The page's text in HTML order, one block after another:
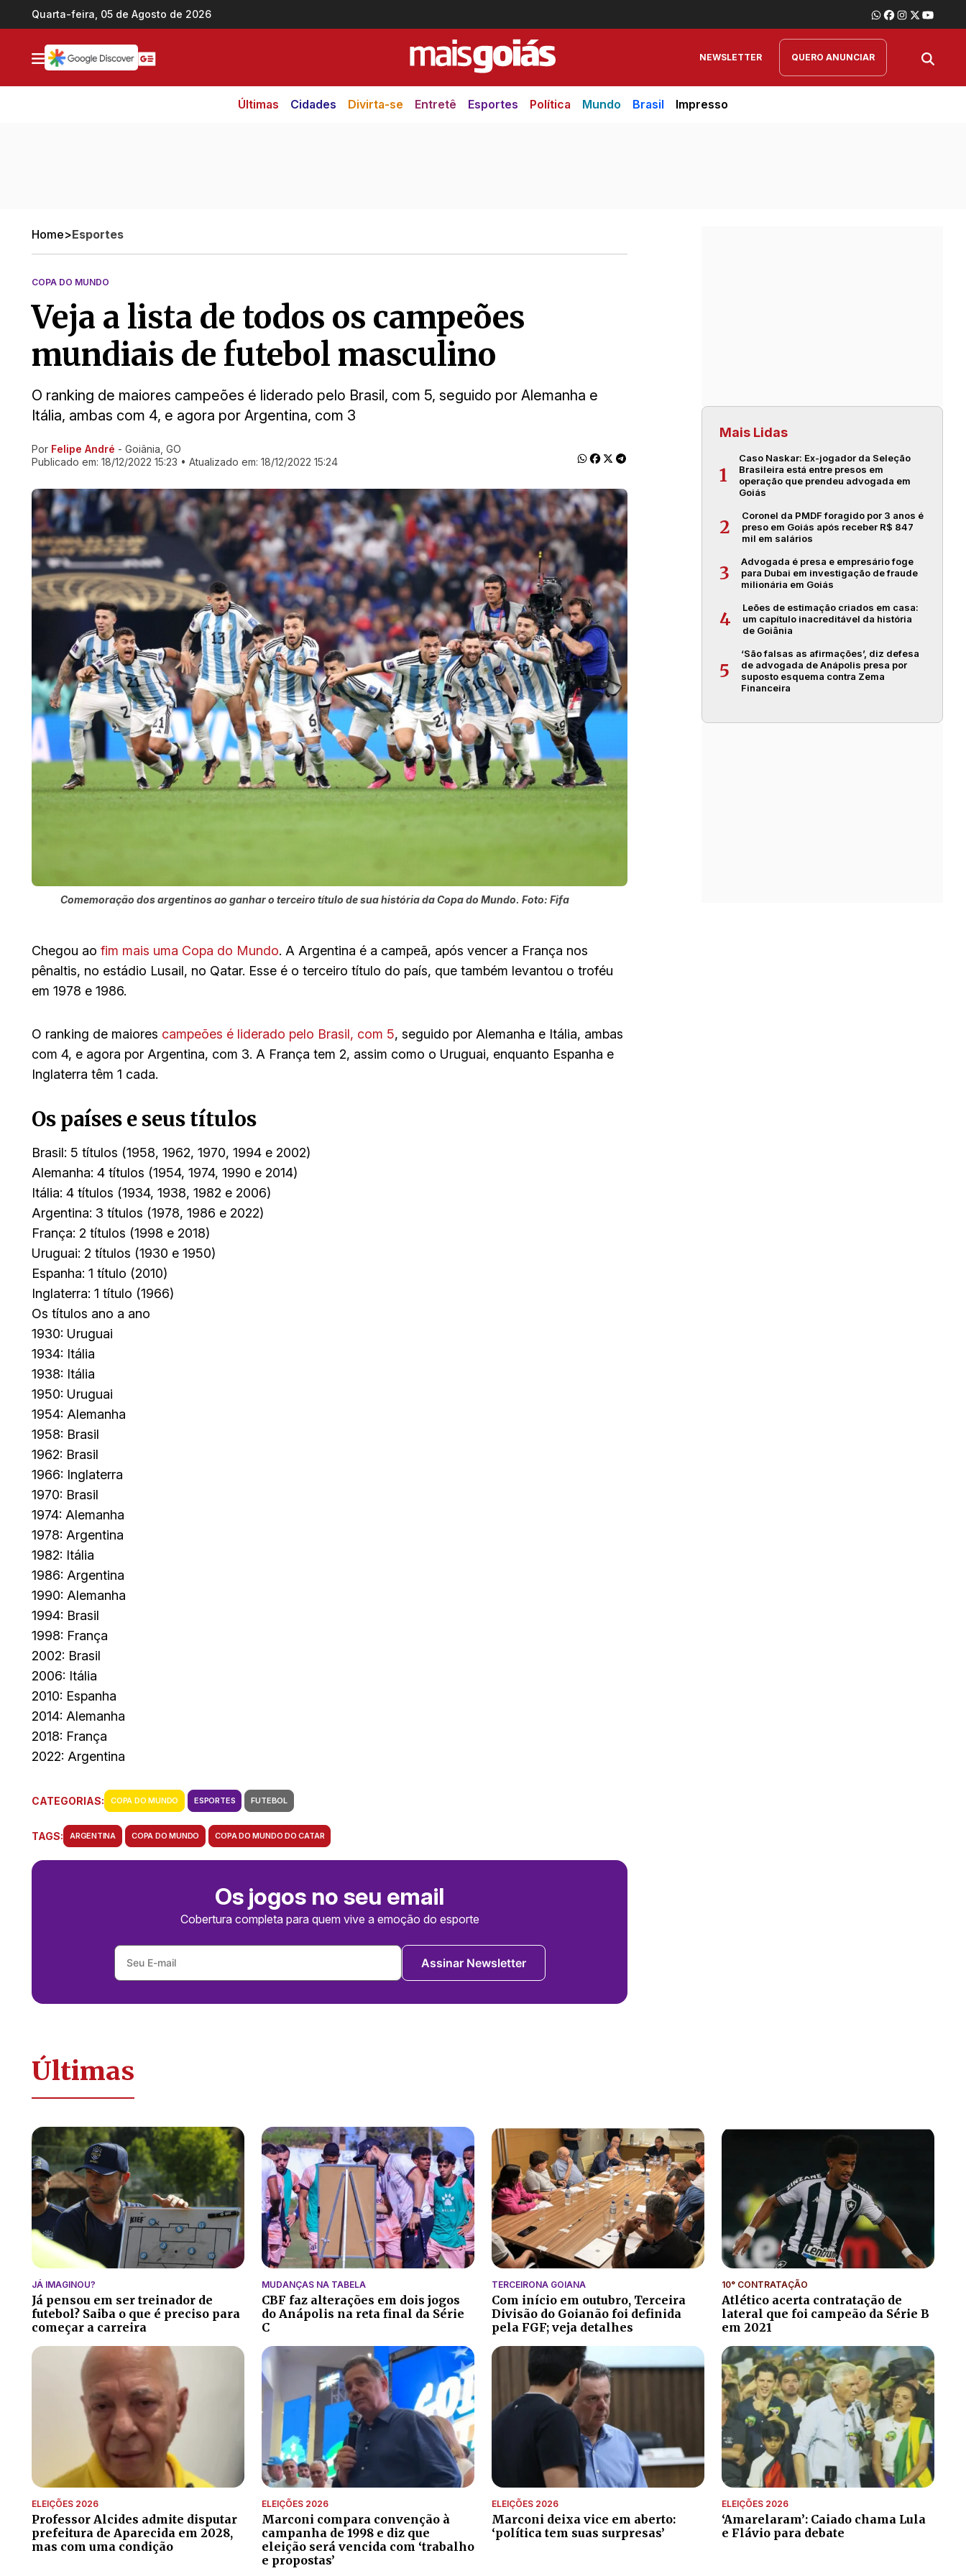
Ir direto pro conteúdo
Quarta-feira, 05 de Agosto de 2026
NEWSLETTER QUERO ANUNCIAR
Últimas Cidades Divirta-se Entretê Esportes Política Mundo Brasil Impresso
Home>Esportes
COPA DO MUNDO
Veja a lista de todos os campeões
mundiais de futebol masculino
O ranking de maiores campeões é liderado pelo Brasil, com 5, seguido por Alemanha e
Itália, ambas com 4, e agora por Argentina, com 3
Ir direto pra matéria
Por Felipe André - Goiânia, GO
Publicado em: 18/12/2022 15:23 • Atualizado em: 18/12/2022 15:24
Comemoração dos argentinos ao ganhar o terceiro título de sua história da Copa do Mundo. Foto: Fifa
Chegou ao fim mais uma Copa do Mundo. A Argentina é a campeã, após vencer a França nos
pênaltis, no estádio Lusail, no Qatar. Esse é o terceiro título do país, que também levantou o troféu
em 1978 e 1986.
O ranking de maiores campeões é liderado pelo Brasil, com 5, seguido por Alemanha e Itália, ambas
com 4, e agora por Argentina, com 3. A França tem 2, assim como o Uruguai, enquanto Espanha e
Inglaterra têm 1 cada.
Os países e seus títulos
Brasil: 5 títulos (1958, 1962, 1970, 1994 e 2002)
Alemanha: 4 títulos (1954, 1974, 1990 e 2014)
Itália: 4 títulos (1934, 1938, 1982 e 2006)
Argentina: 3 títulos (1978, 1986 e 2022)
França: 2 títulos (1998 e 2018)
Uruguai: 2 títulos (1930 e 1950)
Espanha: 1 título (2010)
Inglaterra: 1 título (1966)
Os títulos ano a ano
1930: Uruguai
1934: Itália
1938: Itália
1950: Uruguai
1954: Alemanha
1958: Brasil
1962: Brasil
1966: Inglaterra
1970: Brasil
1974: Alemanha
1978: Argentina
1982: Itália
1986: Argentina
1990: Alemanha
1994: Brasil
1998: França
2002: Brasil
2006: Itália
2010: Espanha
2014: Alemanha
2018: França
2022: Argentina
CATEGORIAS: COPA DO MUNDO ESPORTES FUTEBOL
TAGS: ARGENTINA COPA DO MUNDO COPA DO MUNDO DO CATAR
Os jogos no seu email
Cobertura completa para quem vive a emoção do esporte
Assinar Newsletter
Mais Lidas
1
Caso Naskar: Ex-jogador da Seleção
Brasileira está entre presos em
operação que prendeu advogada em
Goiás
2
Coronel da PMDF foragido por 3 anos é
preso em Goiás após receber R$ 847
mil em salários
3
Advogada é presa e empresário foge
para Dubai em investigação de fraude
milionária em Goiás
4
Leões de estimação criados em casa:
um capítulo inacreditável da história
de Goiânia
5
‘São falsas as afirmações’, diz defesa
de advogada de Anápolis presa por
suposto esquema contra Zema
Financeira
Últimas
JÁ IMAGINOU?
Já pensou em ser treinador de
futebol? Saiba o que é preciso para
começar a carreira
MUDANÇAS NA TABELA
CBF faz alterações em dois jogos
do Anápolis na reta final da Série
C
TERCEIRONA GOIANA
Com início em outubro, Terceira
Divisão do Goianão foi definida
pela FGF; veja detalhes
10° CONTRATAÇÃO
Atlético acerta contratação de
lateral que foi campeão da Série B
em 2021
ELEIÇÕES 2026
Professor Alcides admite disputar
prefeitura de Aparecida em 2028,
mas com uma condição
ELEIÇÕES 2026
Marconi compara convenção à
campanha de 1998 e diz que
eleição será vencida com ‘trabalho
e propostas’
ELEIÇÕES 2026
Marconi deixa vice em aberto:
‘política tem suas surpresas’
ELEIÇÕES 2026
‘Amarelaram’: Caiado chama Lula
e Flávio para debate